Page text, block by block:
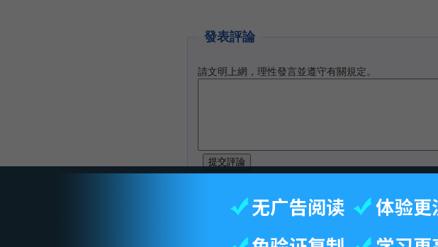
發表評論
請文明上網，理性發言並遵守有關規定。
最後
智库首页 百科首页 关于百科 客户端
©2026